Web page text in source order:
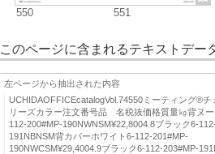
550 551
このページに含まれるテキストデー
左ページから抽出された内容
UCHIDAOFFICEcatalogVol.74550ミーティング®チ
リーズカラー注文番号品 名税抜価格質量㎏背ヌ
112-200#MP-190NWNSM¥22,8004.8ブラック6-
191NBNSM背カバーホワイト6-112-201#MP-
190NWCSM¥29,4004.9ブラック6-112-203#MP-